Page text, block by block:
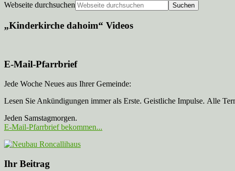
Webseite durchsuchen
„Kinderkirche dahoim“ Videos
E-Mail-Pfarrbrief
Jede Woche Neues aus Ihrer Gemeinde:
Lesen Sie Ankündigungen immer als Erste. Geistliche Impulse. Alle
Jeden Samstagmorgen.
E-Mail-Pfarrbrief bekommen...
Ihr Beitrag